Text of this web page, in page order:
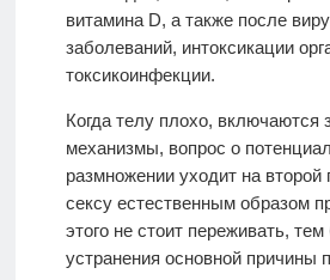
витамина D, а также после
заболеваний, интоксикации
токсикоинфекции.
Когда телу плохо, включаются
механизмы, вопрос о
размножении уходит на второй
сексу естественным образом
этого не стоит переживать,
устранения основной причины